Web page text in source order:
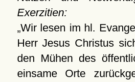
Exerzitien:
Wir lesen im hl.
Herr Jesus Christus
den Mühen des
einsame Orte